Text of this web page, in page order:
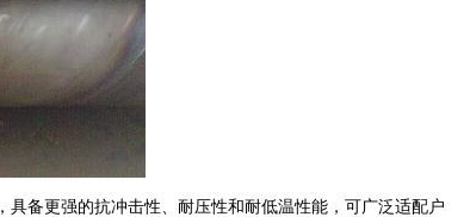
，具备更强的抗冲击性、耐压性和耐低温性能，可广泛适配户